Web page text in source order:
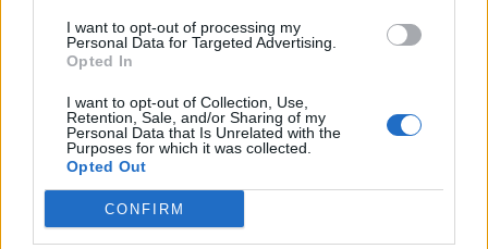
I want to opt-out of processing my
Personal Data for Targeted Advertising.
Opted In
I want to opt-out of Collection, Use,
Retention, Sale, and/or Sharing of my
Personal Data that Is Unrelated with the
Purposes for which it was collected.
Opted Out
CONFIRM
Zpravodajství
Většina koupališť na Příbramsku nabízí
výborné podmínky. Horší voda je jen na
Živohošti
Příbram modernizuje parkovací automaty.
Přibudou i tři nové poblíž Svaté Hory